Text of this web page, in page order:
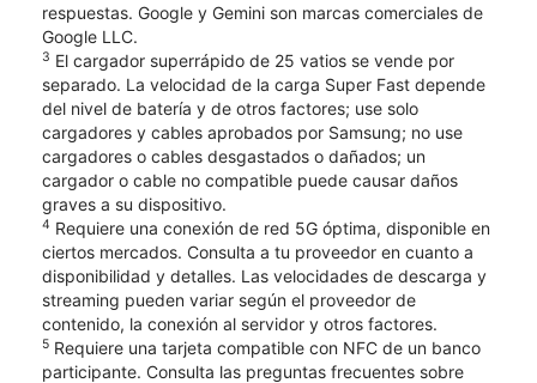
respuestas. Google y Gemini son marcas comerciales de
Google LLC.
3 El cargador superrápido de 25 vatios se vende por
separado. La velocidad de la carga Super Fast depende
del nivel de batería y de otros factores; use solo
cargadores y cables aprobados por Samsung; no use
cargadores o cables desgastados o dañados; un
cargador o cable no compatible puede causar daños
graves a su dispositivo.
4 Requiere una conexión de red 5G óptima, disponible en
ciertos mercados. Consulta a tu proveedor en cuanto a
disponibilidad y detalles. Las velocidades de descarga y
streaming pueden variar según el proveedor de
contenido, la conexión al servidor y otros factores.
5 Requiere una tarjeta compatible con NFC de un banco
participante. Consulta las preguntas frecuentes sobre